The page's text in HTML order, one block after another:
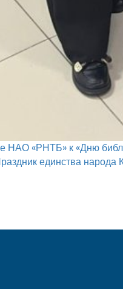
«РНТБ» к «Дню
единства народа